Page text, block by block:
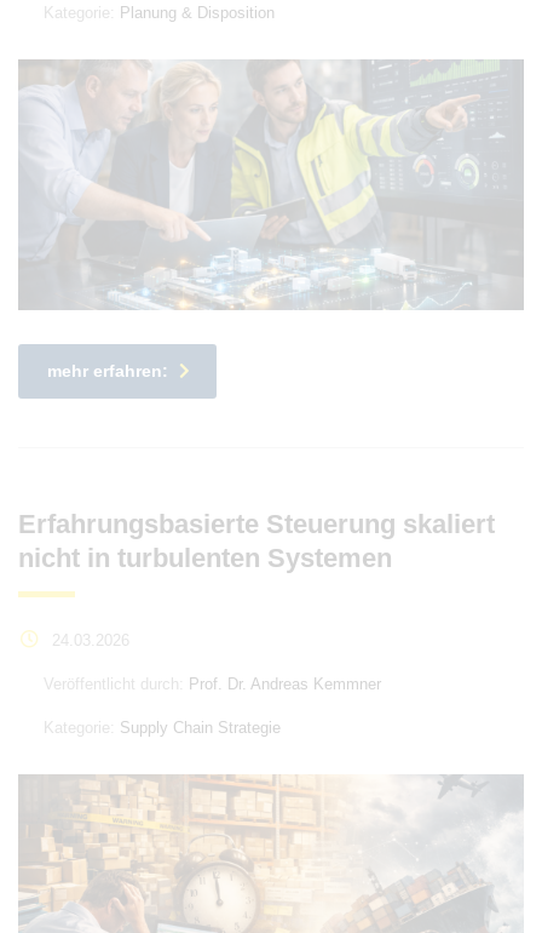
Kategorie: Planung & Disposition
mehr erfahren:
Erfahrungsbasierte Steuerung skaliert
nicht in turbulenten Systemen
24.03.2026
Veröffentlicht durch: Prof. Dr. Andreas Kemmner
Kategorie: Supply Chain Strategie